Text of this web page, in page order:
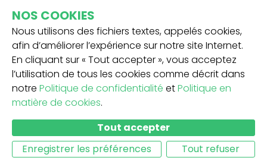
Comment cultiver du cannabis
Notions de base
Méthodes avancées
Résolution de problèmes
Divers
Lifestyle & Culture
CBD
Introduction au Cannabis
Tutoriels
Évaluations
Science
NOS COOKIES
Nous utilisons des fichiers textes, appelés cookies,
afin d’améliorer l’expérience sur notre site Internet.
En cliquant sur « Tout accepter », vous acceptez
l’utilisation de tous les cookies comme décrit dans
notre Politique de confidentialité etPolitique en
matière de cookies.
Tout accepter
Enregistrer les préférences
Tout refuser